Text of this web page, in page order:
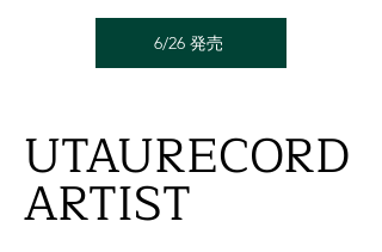
6/26 発売
UTAURECORD
ARTIST
UTAURECORD
ARTIST